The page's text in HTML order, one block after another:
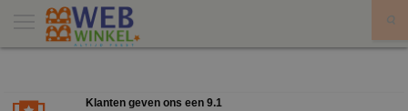
Klanten geven ons een 9.1